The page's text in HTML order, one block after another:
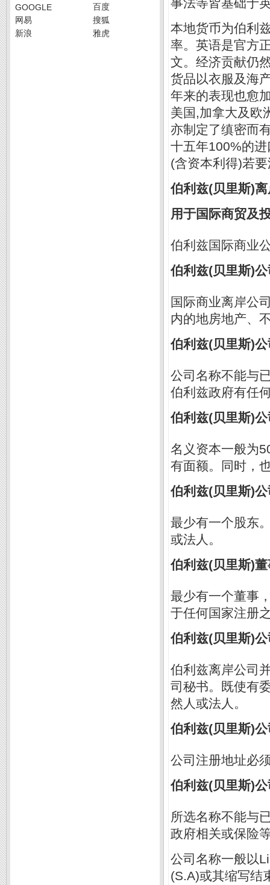
GOOGLE
百度
网易
搜狐
新浪
雅虎
本地货币为伯利
率。英语是官方
文。经济贡献仍
货品以衣服及海
年来的表现也愈
美国,加拿大及欧
亦制定了缜密而
十五年100%的
(含资本利得)若
伯利兹(贝里斯)
用于国际商贸及
伯利兹国际商业
伯利兹(贝里斯)
国际商业离岸公
内的地房地产、
伯利兹(贝里斯)
公司名称不能与
伯利兹政府有任
伯利兹(贝里斯)
名义资本一般为
有面额。同时，
伯利兹(贝里斯)
最少有一个股东
或法人。
伯利兹(贝里斯)
最少有一个董事
于任何国家注册
伯利兹(贝里斯)
伯利兹离岸公司
司秘书。既使有
然人或法人。
伯利兹(贝里斯)
公司注册地址必
伯利兹(贝里斯)
所选名称不能与
政府相关或保险
公司名称一般以
(S.A)或其缩写结